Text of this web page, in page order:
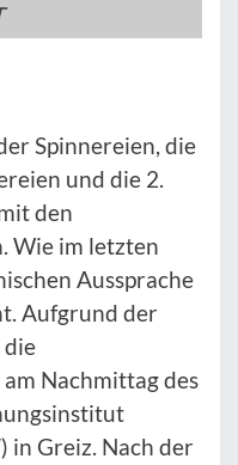
Spinnereien, die
und die 2.
den
Wie im letzten
Aussprache
Aufgrund der
die
Nachmittag des
in Greiz. Nach der